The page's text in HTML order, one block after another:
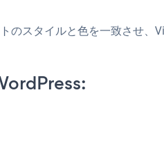
のスタイルと色を一致させ